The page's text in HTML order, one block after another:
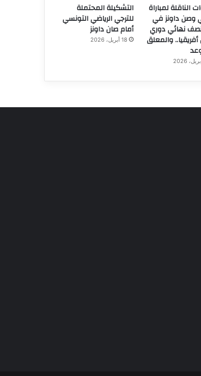
الناقلة لمباراة
وصن داونز في
نهائي دوري
أفريقيا.. والمعلق
التشكيلة المحتملة
للترجي الرياضي التونسي
أمام صان داونز
18 أبريل، 2026